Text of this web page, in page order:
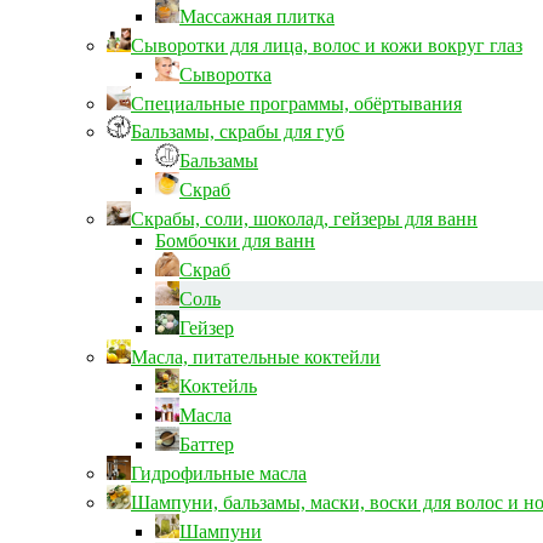
Массажная плитка
Сыворотки для лица, волос и кожи вокруг глаз
Сыворотка
Специальные программы, обёртывания
Бальзамы, скрабы для губ
Бальзамы
Скраб
Скрабы, соли, шоколад, гейзеры для ванн
Бомбочки для ванн
Скраб
Соль
Гейзер
Масла, питательные коктейли
Коктейль
Масла
Баттер
Гидрофильные масла
Шампуни, бальзамы, маски, воски для волос и
Шампуни